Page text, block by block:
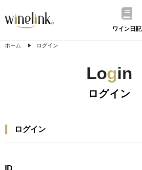
ワイン日記
ホーム ログイン
Login
ログイン
ログイン
ID